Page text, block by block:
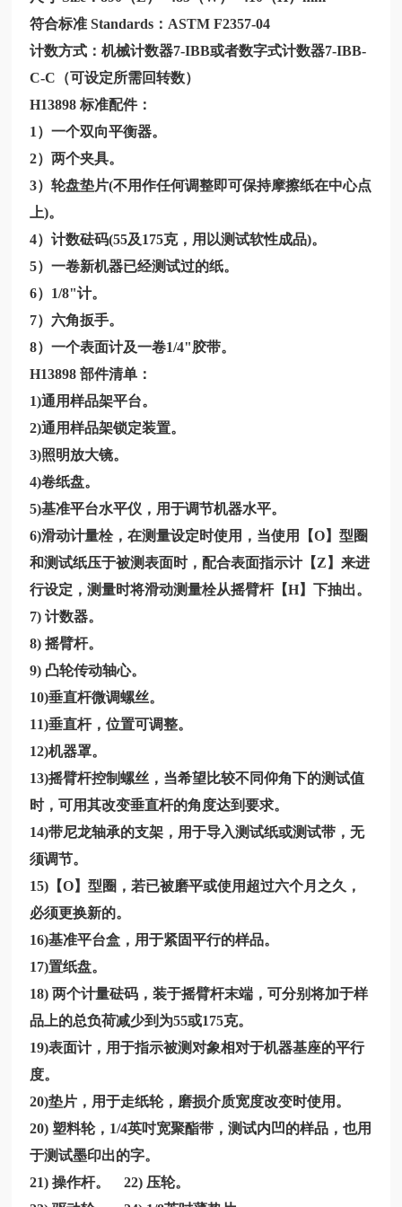
符合标准 Standards：ASTM F2357-04
计数方式：机械计数器7-IBB或者数字式计数器7-IBB-
C-C（可设定所需回转数）
H13898标准配件：
1）一个双向平衡器。
2）两个夹具。
3）轮盘垫片(不用作任何调整即可保持摩擦纸在中心点
上)。
4）计数砝码(55及175克，用以测试软性成品)。
5）一卷新机器已经测试过的纸。
6）1/8"计。
7）六角扳手。
8）一个表面计及一卷1/4"胶带。
H13898部件清单：
1)通用样品架平台。
2)通用样品架锁定装置。
3)照明放大镜。
4)卷纸盘。
5)基准平台水平仪，用于调节机器水平。
6)滑动计量栓，在测量设定时使用，当使用【O】型圈
和测试纸压于被测表面时，配合表面指示计【Z】来进
行设定，测量时将滑动测量栓从摇臂杆【H】下抽出。
7) 计数器。
8) 摇臂杆。
9) 凸轮传动轴心。
10)垂直杆微调螺丝。
11)垂直杆，位置可调整。
12)机器罩。
13)摇臂杆控制螺丝，当希望比较不同仰角下的测试值
时，可用其改变垂直杆的角度达到要求。
14)带尼龙轴承的支架，用于导入测试纸或测试带，无
须调节。
15)【O】型圈，若已被磨平或使用超过六个月之久，
必须更换新的。
16)基准平台盒，用于紧固平行的样品。
17)置纸盘。
18) 两个计量砝码，装于摇臂杆末端，可分别将加于样
品上的总负荷减少到为55或175克。
19)表面计，用于指示被测对象相对于机器基座的平行
度。
20)垫片，用于走纸轮，磨损介质宽度改变时使用。
20) 塑料轮，1/4英吋宽聚酯带，测试内凹的样品，也用
于测试墨印出的字。
21) 操作杆。 22) 压轮。